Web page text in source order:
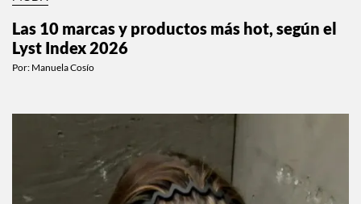
Las 10 marcas y productos más hot, según el
Lyst Index 2026
Por: Manuela Cosío